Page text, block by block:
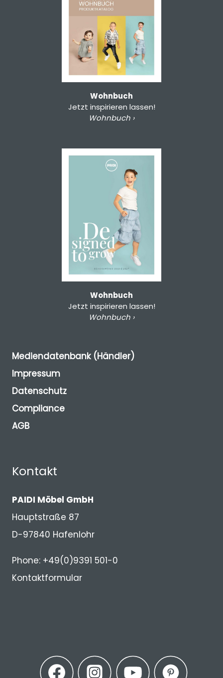
Wohnbuch
Jetzt inspirieren lassen!
Wohnbuch ›
Wohnbuch
Jetzt inspirieren lassen!
Wohnbuch ›
Mediendatenbank (Händler)
Impressum
Datenschutz
Compliance
AGB
Kontakt
PAIDI Möbel GmbH
Hauptstraße 87
D-97840 Hafenlohr
Phone: +49(0)9391 501-0
Kontaktformular